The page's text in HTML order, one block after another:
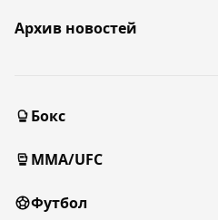
Архив новостей
Бокс
MMA/UFC
Футбол